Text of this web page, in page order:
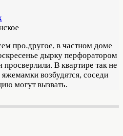
про.другое, в частном доме
дырку перфоратором
просверлили. В квартире так не
яжемамки возбудятся, соседи
могут вызвать.